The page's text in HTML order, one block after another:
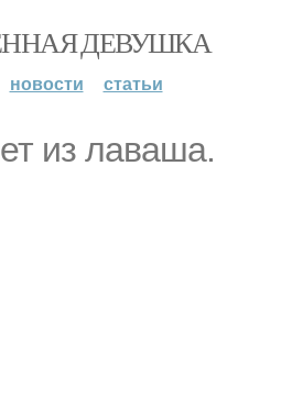
ДЕВУШКА
новости статьи
из лаваша.